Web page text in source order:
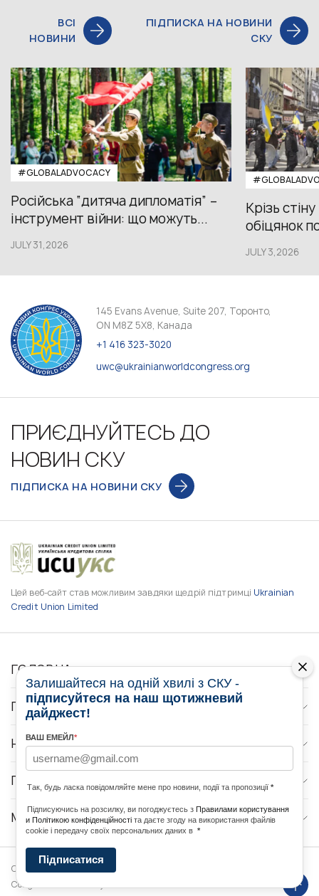
ВСІ
НОВИНИ
ПІДПИСКА НА НОВИНИ
СКУ
#GLOBALADVOCACY
Російська “дитяча дипломатія” –
інструмент війни: що можуть...
JULY 31,2026
Крізь
обіцянок
JULY 3,2026
145 Evans Avenue, Suite 207, Торонто,
ON M8Z 5X8, Канада
+1 416 323-3020
uwc@ukrainianworldcongress.org
ПРИЄДНУЙТЕСЬ ДО
НОВИН СКУ
ПІДПИСКА НА НОВИНИ СКУ
Цей веб-сайт став можливим завдяки щедрій підтримці Ukrainian
Credit Union Limited
ГОЛОВНА
ПРО НАС
НОВИНИ
ПРОГРАМИ
МЕДІА КОНТАКТИ
Copyright © 2026 Ukrainian World
Congress. Powered by
Залишайтеся на одній хвилі з СКУ -
підписуйтеся на наш щотижневий
дайджест!
ВАШ ЕМЕЙЛ*
Так, будь ласка повідомляйте мене про новини, події та пропозиції *
Підписуючись на розсилку, ви погоджуєтесь з Правилами користування
и Політикою конфіденційності та даєте згоду на використання файлів
cookie і передачу своїх персональних даних в *
Підписатися